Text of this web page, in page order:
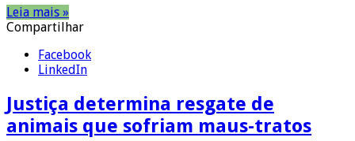
Leia mais »
Compartilhar
Facebook
LinkedIn
Justiça determina resgate de
animais que sofriam maus-tratos